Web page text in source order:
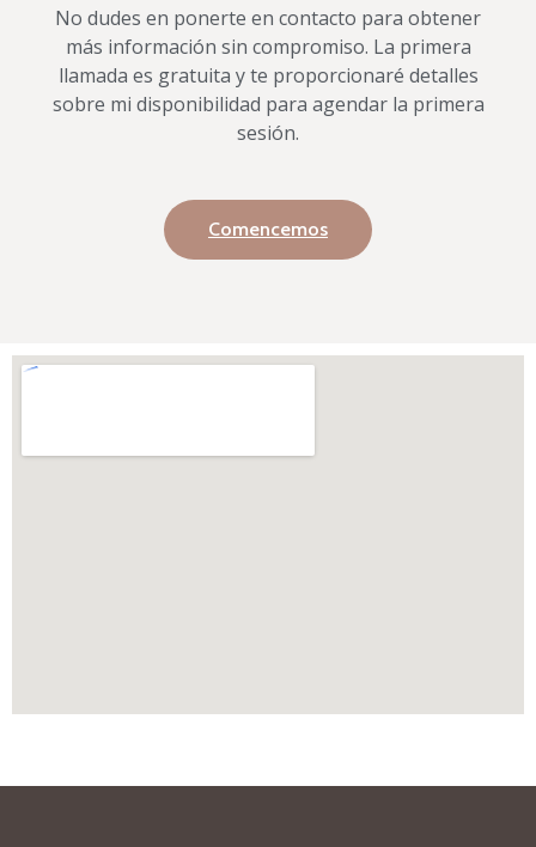
No dudes en ponerte en contacto para obtener
más información sin compromiso. La primera
llamada es gratuita y te proporcionaré detalles
sobre mi disponibilidad para agendar la primera
sesión.
Comencemos